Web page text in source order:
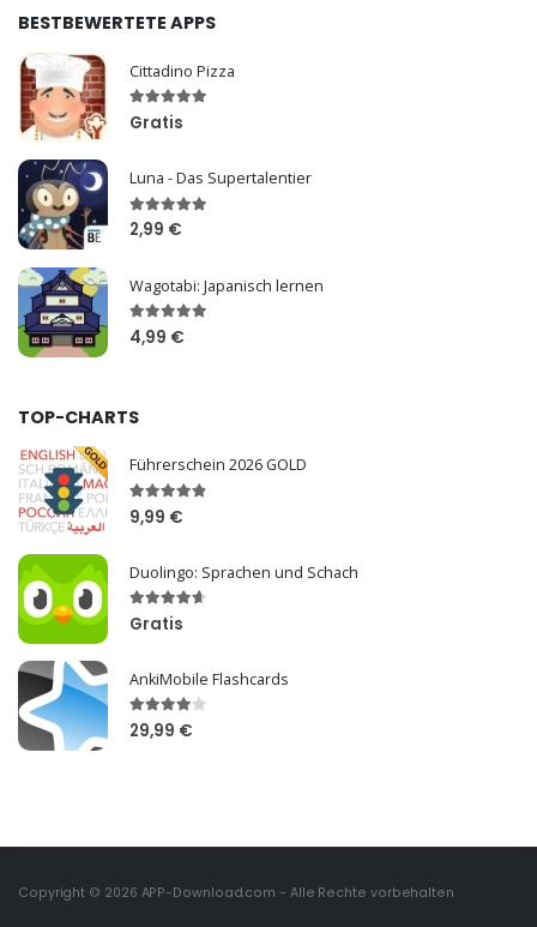
BESTBEWERTETE APPS
Cittadino Pizza
Gratis
Luna - Das Supertalentier
2,99 €
Wagotabi: Japanisch lernen
4,99 €
TOP-CHARTS
Führerschein 2026 GOLD
9,99 €
Duolingo: Sprachen und Schach
Gratis
AnkiMobile Flashcards
29,99 €
Copyright © 2026 APP-Download.com - Alle Rechte vorbehalten